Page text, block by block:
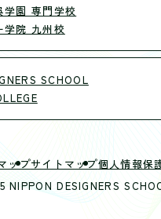
学園 専門学校
学院 九州校
SCHOOL
ップサイトマップ個人情報保
NIPPON DESIGNERS